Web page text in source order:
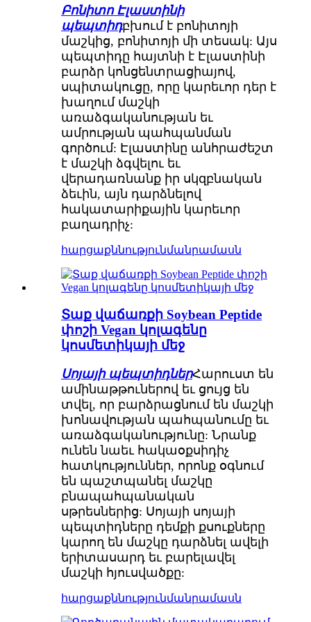
Բոնիտո Էլաստինի
պեպտիդբխում է բոնիտոյի
մաշկից, բոնիտոյի մի տեսակ: Այս
պեպտիդը հայտնի է Էլաստինի
բարձր կոնցենտրացիայով,
սպիտակուցը, որը կարեւոր դեր է
խաղում մաշկի
առաձգականության եւ
ամրության պահպանման
գործում: Էլաստինը անհրաժեշտ
է մաշկի ձգվելու եւ
վերադառնանք իր սկզբնական
ձեւին, այն դարձնելով
հակատարիքային կարեւոր
բաղադրիչ:
հարցաքննությունմանրամասն
Տաք վաճառքի Soybean Peptide
փոշի Vegan կոլագենը
կոսմետիկայի մեջ
Սոյայի պեպտիդներՀարուստ են
ամինաթթուներով եւ ցույց են
տվել, որ բարձրացնում են մաշկի
խոնավության պահպանումը եւ
առաձգականությունը: Նրանք
ունեն նաեւ հակաօքսիդիչ
հատկություններ, որոնք օգնում
են պաշտպանել մաշկը
բնապահպանական
սթրեսներից: Սոյայի սոյայի
պեպտիդները դեմքի քսուքները
կարող են մաշկը դարձնել ավելի
երիտասարդ եւ բարելավել
մաշկի հյուսվածքը:
հարցաքննությունմանրամասն